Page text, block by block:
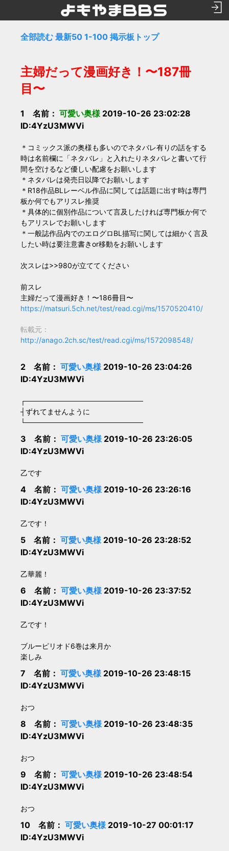
全部読む 最新50 1-100 掲示板トップ
主婦だって漫画好き！〜187冊
目〜
1 名前： 可愛い奥様2019-10-26 23:02:28
ID:4YzU3MWVi
＊コミックス派の奥様も多いのでネタバレ有りの話をする
時は名前欄に「ネタバレ」と入れたりネタバレと書いて行
間を空けるなど優しい配慮をお願いします
＊ネタバレは発売日以降でお願いします
＊R18作品BLレーベル作品に関しては話題に出す時は専門
板か何でもアリスレ推奨
＊具体的に個別作品について言及したければ専門板か何で
もアリスレでお願いします
＊一般誌作品内でのエログロBL描写に関しては細かく言及
したい時は要注意書きor移動をお願いします
次スレは>>980が立ててください
前スレ
主婦だって漫画好き！〜186冊目〜
https://matsuri.5ch.net/test/read.cgi/ms/1570520410/
転載元：
http://anago.2ch.sc/test/read.cgi/ms/1572098548/
2 名前： 可愛い奥様2019-10-26 23:04:26
ID:4YzU3MWVi
┌───────────────────────
┤ずれてませんように
└───────────────────────
3 名前： 可愛い奥様2019-10-26 23:26:05
ID:4YzU3MWVi
乙です
4 名前： 可愛い奥様2019-10-26 23:26:16
ID:4YzU3MWVi
乙です！
5 名前： 可愛い奥様2019-10-26 23:28:52
ID:4YzU3MWVi
乙華麗！
6 名前： 可愛い奥様2019-10-26 23:37:52
ID:4YzU3MWVi
乙です！
ブルーピリオド6巻は来月か
楽しみ
7 名前： 可愛い奥様2019-10-26 23:48:15
ID:4YzU3MWVi
おつ
8 名前： 可愛い奥様2019-10-26 23:48:35
ID:4YzU3MWVi
おつ
9 名前： 可愛い奥様2019-10-26 23:48:54
ID:4YzU3MWVi
おつ
10 名前： 可愛い奥様2019-10-27 00:01:17
ID:4YzU3MWVi